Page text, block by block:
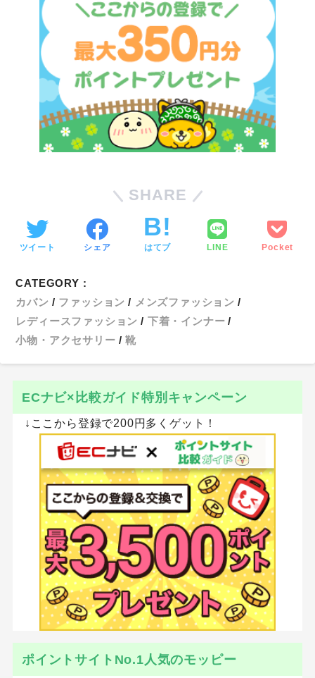
SHARE
ツイート シェア はてブ LINE Pocket
CATEGORY :
カバン
ファッション
メンズファッション
レディースファッション
下着・インナー
小物・アクセサリー
靴
ECナビ×比較ガイド特別キャンペーン
↓ここから登録で200円多くゲット！
ポイントサイトNo.1人気のモッピー